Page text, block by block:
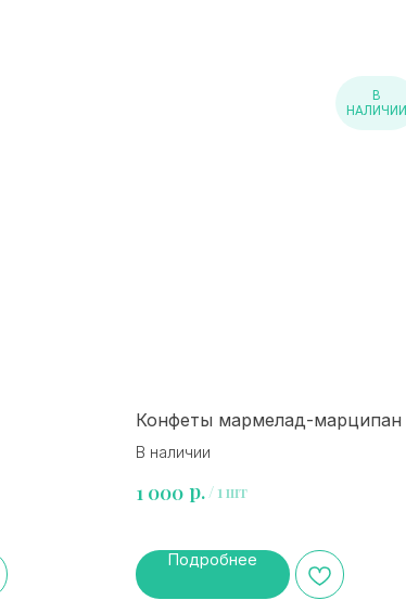
В
НАЛИЧИИ
Конфеты мармелад-марципан
В наличии
1 000 р./ 1 шт
Подробнее